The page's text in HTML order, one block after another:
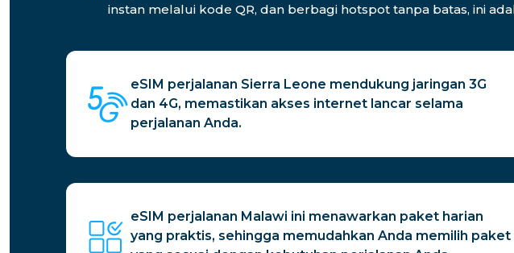
instan melalui kode QR, dan berbagi hotspot tanpa batas, ini
eSIM perjalanan Sierra Leone mendukung jaringan 3G
dan 4G, memastikan akses internet lancar selama
perjalanan Anda.
eSIM perjalanan Malawi ini menawarkan paket harian
yang praktis, sehingga memudahkan Anda memilih paket